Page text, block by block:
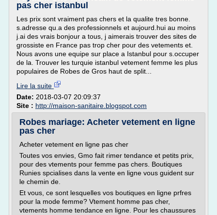
pas cher istanbul
Les prix sont vraiment pas chers et la qualite tres bonne.
s.adresse qu.a des professionnels et aujourd.hui au moins
j.ai des vrais bonjour a tous, j aimerais trouver des sites de
grossiste en France pas trop cher pour des vetements et.
Nous avons une equipe sur place a Istanbul pour s.occuper
de la. Trouver les turquie istanbul vetement femme les plus
populaires de Robes de Gros haut de split...
Lire la suite
Date: 2018-03-07 20:09:37
Site : http://maison-sanitaire.blogspot.com
Robes mariage: Acheter vetement en ligne
pas cher
Acheter vetement en ligne pas cher
Toutes vos envies, Gmo fait rimer tendance et petits prix,
pour des vtements pour femme pas chers. Boutiques
Runies spcialises dans la vente en ligne vous guident sur
le chemin de.
Et vous, ce sont lesquelles vos boutiques en ligne prfres
pour la mode femme? Vtement homme pas cher,
vtements homme tendance en ligne. Pour les chaussures